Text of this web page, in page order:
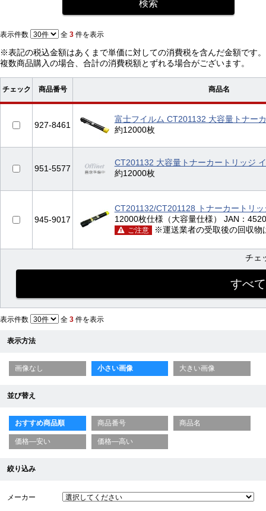
表示件数 全 3 件を表示
※表記の税込金額はあくまで単価に対しての消費税を含んだ金額です。
複数商品購入の場合、合計の消費税額とずれる場合がございます。
チェック 商品番号 商品名
927-8461
富士フイルム CT201132 大容量トナー
約12000枚
951-5577
CT201132 大容量トナーカートリッジ
約12000枚
945-9017
CT201132/CT201128 トナーカートリ
12000枚仕様（大容量仕様） JAN：
ご注意 ※運送業者の受取後の回収
チェ
表示件数 全 3 件を表示
表示方法
画像なし 小さい画像 大きい画像
並び替え
おすすめ商品順 商品番号 商品名
価格—安い 価格—高い
絞り込み
メーカー